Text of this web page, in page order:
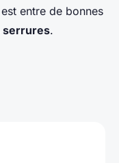
est entre de bonnes
serrures.